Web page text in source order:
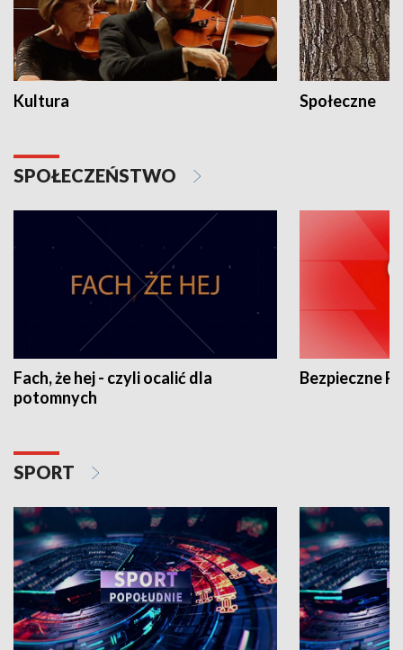
Kultura Społeczne
SPOŁECZEŃSTWO
Fach, że hej - czyli ocalić dla
potomnych
Bezpieczne
SPORT